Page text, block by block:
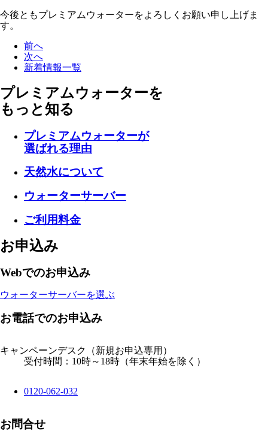
今後ともプレミアムウォーターをよろしくお願い申し上げま
す。
前へ
次へ
新着情報一覧
プレミアムウォーターを
もっと知る
プレミアムウォーターが
選ばれる理由
天然水について
ウォーターサーバー
ご利用料金
お申込み
Webでのお申込み
ウォーターサーバーを選ぶ
お電話でのお申込み
キャンペーンデスク
（新規お申込専用）
受付時間：10時～18時（年末年始を除く）
0120-062-032
お問合せ